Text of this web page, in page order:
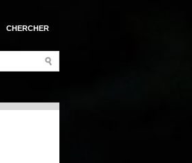
CHERCHER